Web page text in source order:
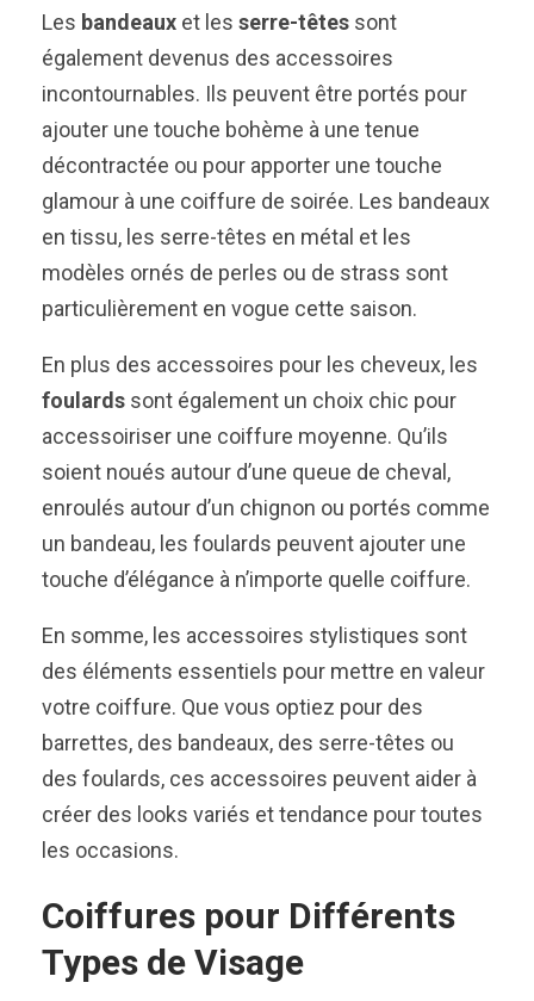
Les bandeaux et les serre-têtes sont
également devenus des accessoires
incontournables. Ils peuvent être portés pour
ajouter une touche bohème à une tenue
décontractée ou pour apporter une touche
glamour à une coiffure de soirée. Les bandeaux
en tissu, les serre-têtes en métal et les
modèles ornés de perles ou de strass sont
particulièrement en vogue cette saison.
En plus des accessoires pour les cheveux, les
foulards sont également un choix chic pour
accessoiriser une coiffure moyenne. Qu’ils
soient noués autour d’une queue de cheval,
enroulés autour d’un chignon ou portés comme
un bandeau, les foulards peuvent ajouter une
touche d’élégance à n’importe quelle coiffure.
En somme, les accessoires stylistiques sont
des éléments essentiels pour mettre en valeur
votre coiffure. Que vous optiez pour des
barrettes, des bandeaux, des serre-têtes ou
des foulards, ces accessoires peuvent aider à
créer des looks variés et tendance pour toutes
les occasions.
Coiffures pour Différents
Types de Visage